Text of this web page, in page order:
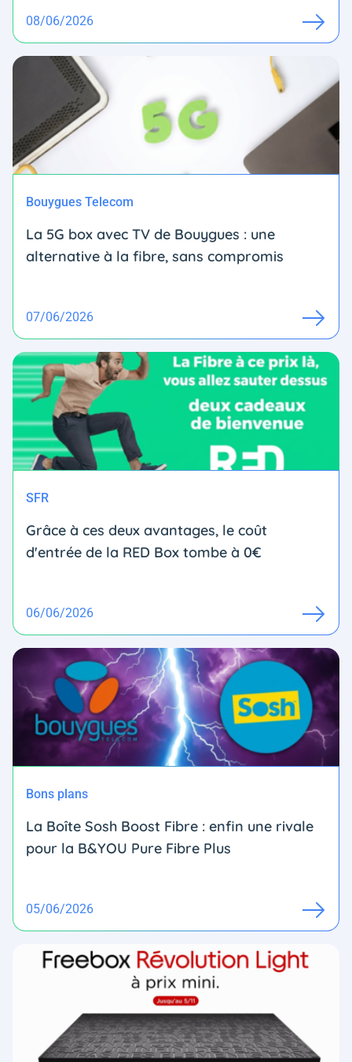
08/06/2026
Bouygues Telecom
La 5G box avec TV de Bouygues : une
alternative à la fibre, sans compromis
07/06/2026
SFR
Grâce à ces deux avantages, le coût
d'entrée de la RED Box tombe à 0€
06/06/2026
Bons plans
La Boîte Sosh Boost Fibre : enfin une rivale
pour la B&YOU Pure Fibre Plus
05/06/2026